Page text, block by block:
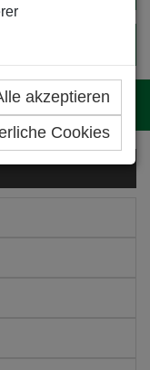
akzeptieren
Cookies